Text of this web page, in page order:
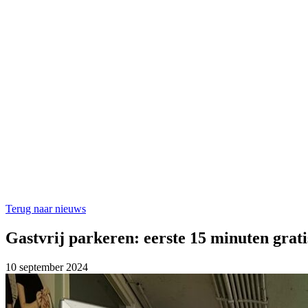
Terug naar nieuws
Gastvrij parkeren: eerste 15 minuten
10 september 2024